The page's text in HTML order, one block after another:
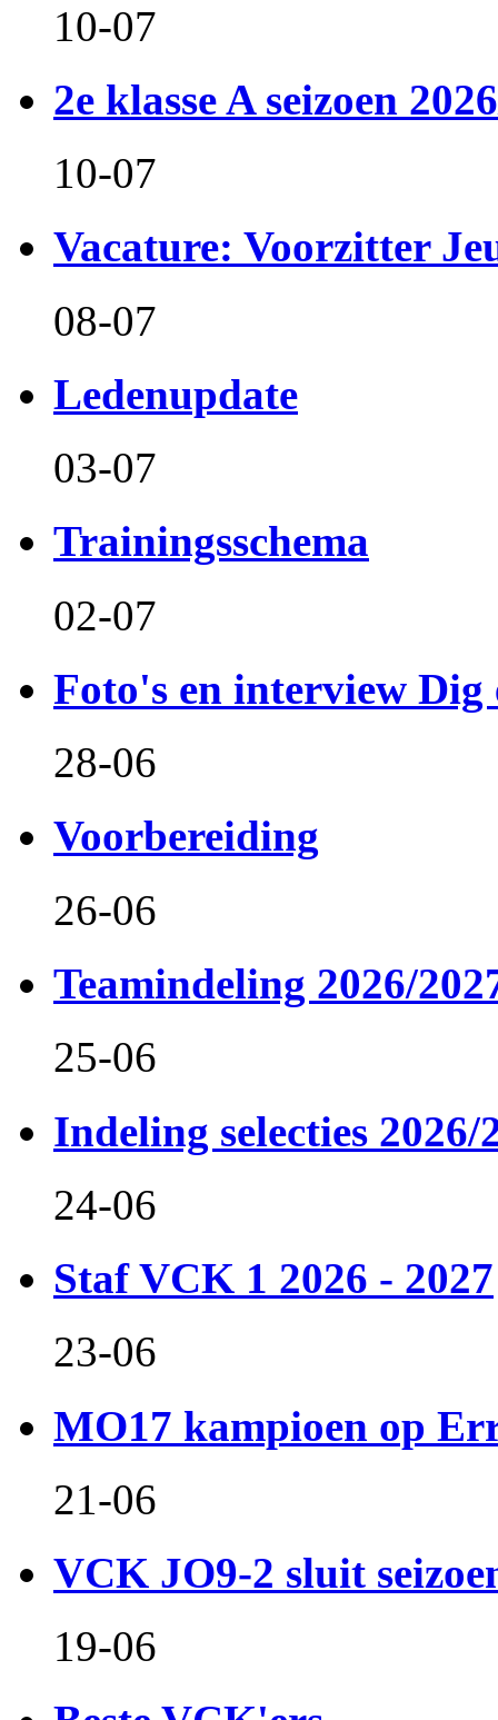
10-07
2e klasse A seizoen
10-07
Vacature: Voorzitter
08-07
Ledenupdate
03-07
Trainingsschema
02-07
Foto's en interview Dig
28-06
Voorbereiding
26-06
Teamindeling 2026/
25-06
Indeling selecties 2026/
24-06
Staf VCK 1 2026 - 2027
23-06
MO17 kampioen op
21-06
VCK JO9-2 sluit
19-06